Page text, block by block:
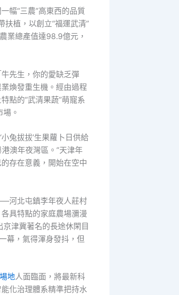
幅“三農”高東西的品質
植，以創立“福運武清”
業總產值達98.9億元，
先生，你的愛缺乏彈
煥發重生機。經由過程
點的“武清果蔬”萌寵系
。
兔拔拔’生果蘿卜日供給
澳年夜灣區。”天津年
存在意義，開始在空中
河北屯鎮李年夜人莊村
具特點的家庭農場瀰漫
津冀著名的長途休閑目
幕，氣得渾身發抖，但
地人面臨面，將最新科
化治理體系精準把持水